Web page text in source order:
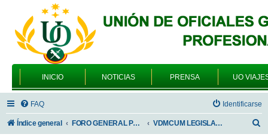
INICIO NOTICIAS PRENSA UO
FAQ Identificarse
Índice general FORO GENERAL PARA TODOS LOS USUARIOS VDMCUM LEGISLATIVO.